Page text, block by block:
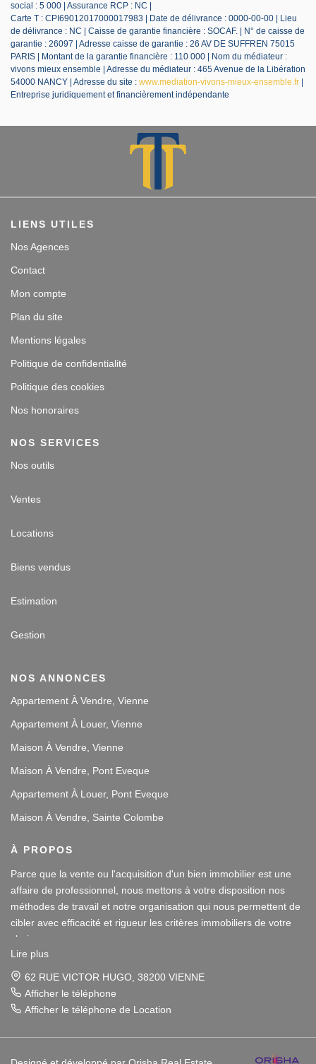
social : 5 000 | Assurance RCP : NC |
Carte T : CPI69012017000017983 | Date de délivrance : 0000-00-00 | Lieu
de délivrance : NC | Caisse de garantie financière : SOCAF. | N° de caisse de
garantie : 26097 | Adresse caisse de garantie : 26 AV DE SUFFREN 75015
PARIS | Montant de la garantie financière : 110 000 | Nom du médiateur :
vivons mieux ensemble | Adresse du médiateur : 465 Avenue de la Libération
54000 NANCY | Adresse du site : www.mediation-vivons-mieux-ensemble.fr
Entreprise juridiquement et financièrement indépendante
LIENS UTILES
Nos Agences
Contact
Mon compte
Plan du site
Mentions légales
Politique de confidentialité
Politique des cookies
Nos honoraires
NOS SERVICES
Nos outils
Ventes
Locations
Biens vendus
Estimation
Gestion
NOS ANNONCES
Appartement À Vendre, Vienne
Appartement À Louer, Vienne
Maison À Vendre, Vienne
Maison À Vendre, Pont Eveque
Appartement À Louer, Pont Eveque
Maison À Vendre, Sainte Colombe
À PROPOS
Parce que la vente ou l'acquisition d'un bien immobilier est une
affaire de professionnel, nous mettons à votre disposition nos
méthodes de travail et notre organisation qui nous permettent de
cibler avec efficacité et rigueur les critères immobiliers de votre
choix.
Notre disponibilité et notre écoute au sein de nos agences
immobilières à Vienne et Sainte Colombe les Vienne, au Sud de
Lyon, nous amènent à vous conseiller dans une démarche simple
Notre dynamisme et notre sérieux nous imposent pour votre plus
Lire plus
62 RUE VICTOR HUGO, 38200 VIENNE
Afficher le téléphone
Afficher le téléphone de Location